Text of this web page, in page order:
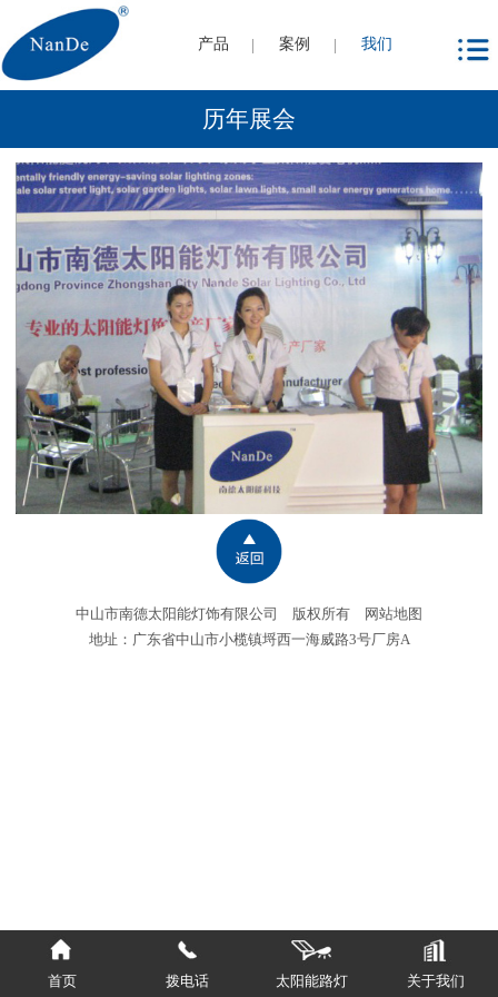
产品 案例 我们
历年展会
中山市南德太阳能灯饰有限公司 版权所有 网站地图
地址：广东省中山市小榄镇埒西一海威路3号厂房A
首页 拨电话 太阳能路灯 关于我们